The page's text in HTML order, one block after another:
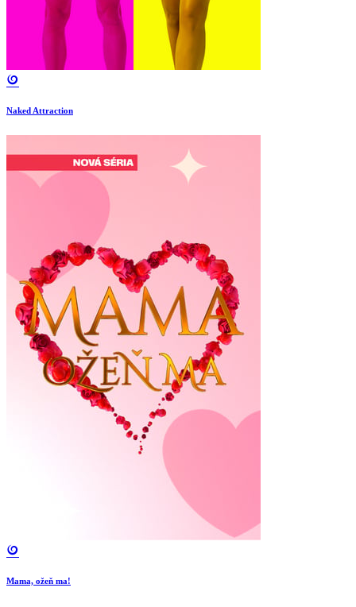
Naked Attraction
Mama, ožeň ma!